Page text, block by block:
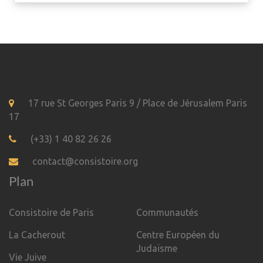
17 rue St Georges Paris 9 / Place de Jérusalem Paris
17
(+33) 1 40 82 26 26
contact@consistoire.org
Plan
Consistoire de Paris
La Cacherout
Vie Juive
Communautés
Centre Européen du
Judaïsme